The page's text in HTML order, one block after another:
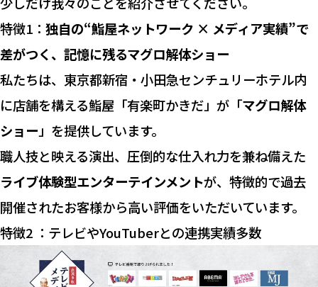
特徴1： 独自の“鮨屋ネットワーク × メディア実績”で
差がつく、記憶に残るマグロ解体ショー
私たちは、東京都新宿・小田急センチュリーホテル内
に店舗を構える鮨屋「有楽町かきだ」が「マグロ解体
ショー 」を提供しています。
職人技と映える演出、圧倒的な仕入れ力を兼ね備えた
ライブ体験型エンターテインメントが、特徴的で過去
開催されたお客様から高い評価をいただいています。
特徴2 ：テレビやYouTuberとの連携実績多数